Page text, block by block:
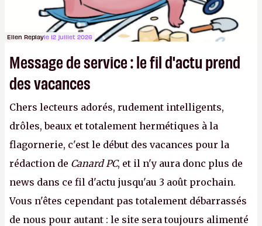
Ellen Replayle 12 juillet 2026
Message de service : le fil d'actu prend
des vacances
Chers lecteurs adorés, rudement intelligents,
drôles, beaux et totalement hermétiques à la
flagornerie, c'est le début des vacances pour la
rédaction de Canard PC, et il n'y aura donc plus de
news dans ce fil d'actu jusqu'au 3 août prochain.
Vous n'êtes cependant pas totalement débarrassés
de nous pour autant : le site sera toujours alimenté